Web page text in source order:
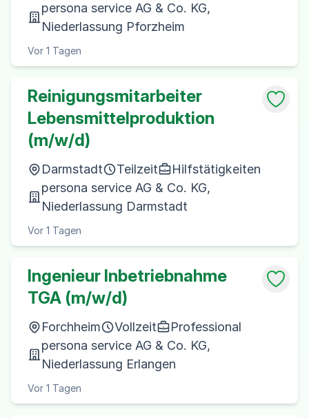
persona service AG & Co. KG,
Niederlassung Pforzheim
Vor 1 Tagen
Reinigungsmitarbeiter
Lebensmittelproduktion
(m/w/d)
Darmstadt Teilzeit
Hilfstätigkeiten
persona service AG & Co. KG,
Niederlassung Darmstadt
Vor 1 Tagen
Ingenieur Inbetriebnahme
TGA (m/w/d)
Forchheim Vollzeit
Professional
persona service AG & Co. KG,
Niederlassung Erlangen
Vor 1 Tagen